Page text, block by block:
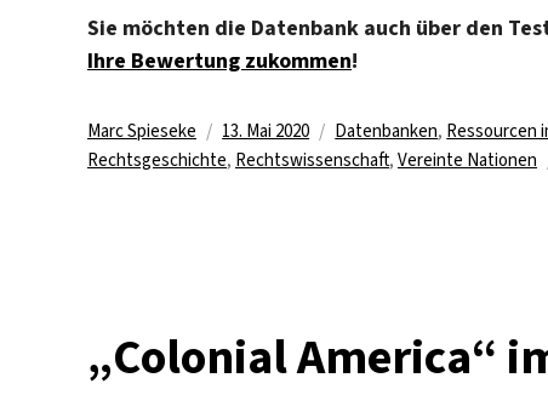
Sie möchten die Datenbank auch über den
Ihre Bewertung zukommen!
Autor
Marc Spieseke
Veröffentlicht
am
13. Mai 2020 Kategorien
Datenbanken, Ressourcen
Rechtsgeschichte, Rechtswissenschaft, Vereinte Nationen
„Colonial America“